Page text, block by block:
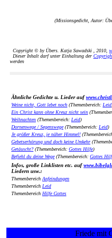
(Missionsgedicht, Autor:
Copyright © by Übers. Katja Sawadski , 2010,
Dieser Inhalt darf unter Einhaltung der
werden
Ähnliche Gedichte u. Lieder auf
Weine nicht, Gott lebet noch (Themenbereich: Leid
Ein Christ kann ohne Kreuz nicht sein
Weihnachten (Themenbereich: Leid)
Dornenwege / Segenswege(Themenbereich: Leid)
Je größer Kreuz, je näher Himmel!
Gebetserhörung und doch keine Umkehr
Getäuscht? (Themenbereich: Gottes Hilfe)
Befiehl du deine Wege(Themenbereich: Gottes
Infos, große Linklisten etc. auf
Liedern usw.:
ThemenbereichAnfeindungen
Themenbereich Leid
Themenbereich Hilfe Gottes
Friede mit